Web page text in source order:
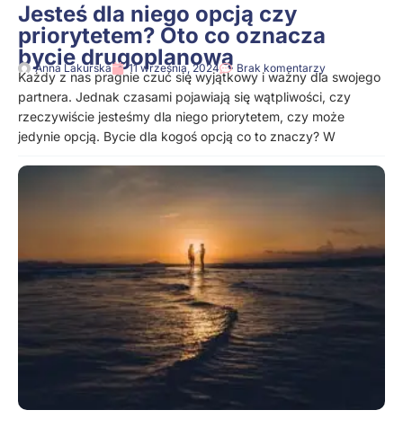
Jesteś dla niego opcją czy
priorytetem? Oto co oznacza
bycie drugoplanową
Anna Lakurska 11 września, 2024 Brak komentarzy
Każdy z nas pragnie czuć się wyjątkowy i ważny dla swojego
partnera. Jednak czasami pojawiają się wątpliwości, czy
rzeczywiście jesteśmy dla niego priorytetem, czy może
jedynie opcją. Bycie dla kogoś opcją co to znaczy? W